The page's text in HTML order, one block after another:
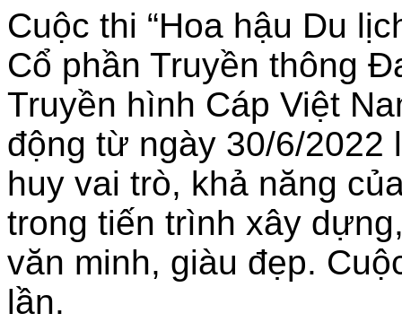
Cuộc thi “Hoa hậu Du
Cổ phần Truyền thông
Truyền hình Cáp Việt
động từ ngày 30/6/2022
huy vai trò, khả năng
trong tiến trình xây
văn minh, giàu đẹp.
lần.